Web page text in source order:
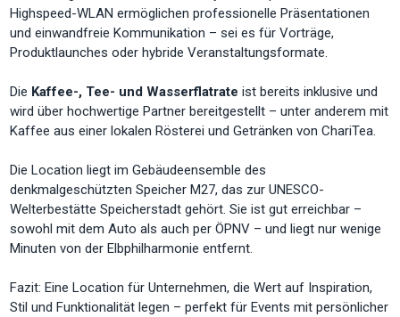
Highspeed-WLAN ermöglichen professionelle Präsentationen
und einwandfreie Kommunikation – sei es für Vorträge,
Produktlaunches oder hybride Veranstaltungsformate.
Die Kaffee-, Tee- und Wasserflatrateist bereits inklusive und
wird über hochwertige Partner bereitgestellt – unter anderem mit
Kaffee aus einer lokalen Rösterei und Getränken von ChariTea.
Die Location liegt im Gebäudeensemble des
denkmalgeschützten Speicher M27, das zur UNESCO-
Welterbestätte Speicherstadt gehört. Sie ist gut erreichbar –
sowohl mit dem Auto als auch per ÖPNV – und liegt nur wenige
Minuten von der Elbphilharmonie entfernt.
Fazit: Eine Location für Unternehmen, die Wert auf Inspiration,
Stil und Funktionalität legen – perfekt für Events mit persönlicher